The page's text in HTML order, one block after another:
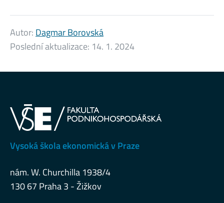
Autor: Dagmar Borovská
Poslední aktualizace: 14. 1. 2024
Vysoká škola ekonomická v Praze
nám. W. Churchilla 1938/4
130 67 Praha 3 - Žižkov